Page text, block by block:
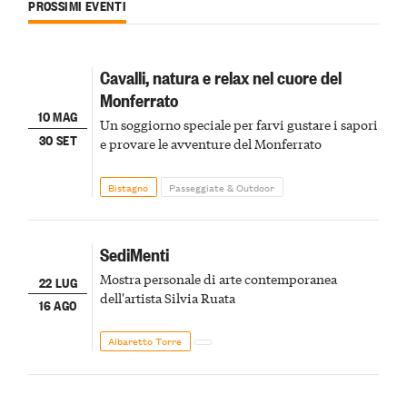
PROSSIMI EVENTI
10 MAG
30 SET
Cavalli, natura e relax nel cuore del
Monferrato
Un soggiorno speciale per farvi gustare i sapori
e provare le avventure del Monferrato
Bistagno Passeggiate & Outdoor
22 LUG
16 AGO
SediMenti
Mostra personale di arte contemporanea
dell'artista Silvia Ruata
Albaretto Torre